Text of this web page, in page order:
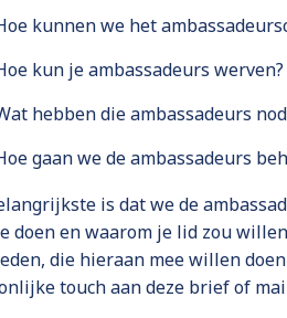
kunnen we het
kun je ambassadeurs werven?
hebben die ambassadeurs
gaan we de ambassadeurs
is dat we de
doen en waarom je lid zou
die hieraan mee willen
touch aan deze brief of